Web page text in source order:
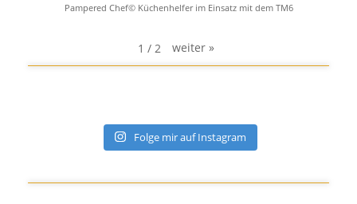
Pampered Chef© Küchenhelfer im Einsatz mit dem TM6
1 / 2 weiter »
Folge mir auf Instagram